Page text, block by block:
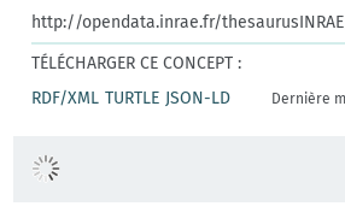
http://opendata.inrae.fr/
TÉLÉCHARGER CE CONCEPT :
RDF/XML TURTLE JSON-LD Dernière